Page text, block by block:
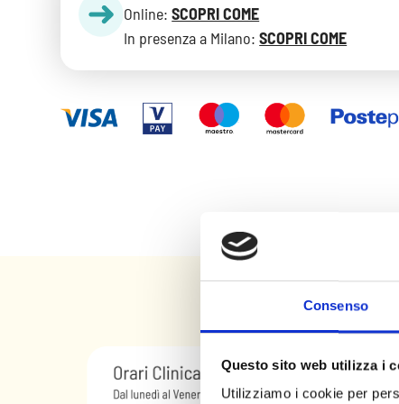
Consenso
Questo sito web utilizza i
Utilizziamo i cookie per
Online:SCOPRI COME
In presenza a Milano:SCOPRI COME